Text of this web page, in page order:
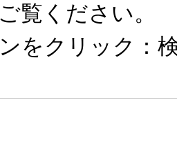
覧ください。
をクリック：